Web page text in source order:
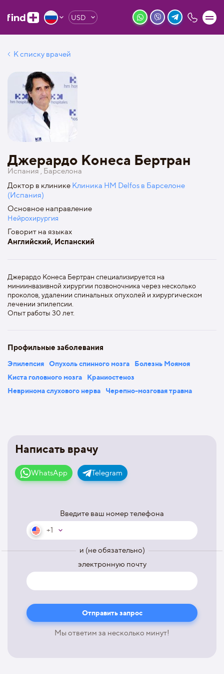
USD
К списку врачей
Написать врачу
WhatsApp Telegram
Введите ваш номер телефона
+1
и (не обязательно)
электронную почту
Мы ответим за несколько минут!
Джерардо Конеса Бертран
Испания , Барселона
Доктор в клинике Клиника HM Delfos в Барселоне
(Испания)
Основное направление
Нейрохирургия
Говорит на языках
Английский, Испанский
Джерардо Конеса Бертран специализируется на
миниинвазивной хирургии позвоночника через несколько
проколов, удалении спинальных опухолей и хирургическом
лечении эпилепсии.
Опыт работы 30 лет.
Профильные заболевания
Эпилепсия Опухоль спинного мозга
Болезнь Моямоя
Киста головного мозга
Краниостеноз
Невринома слухового нерва
Черепно-мозговая травма